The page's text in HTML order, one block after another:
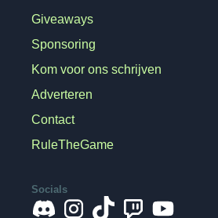
Giveaways
Sponsoring
Kom voor ons schrijven
Adverteren
Contact
RuleTheGame
Socials